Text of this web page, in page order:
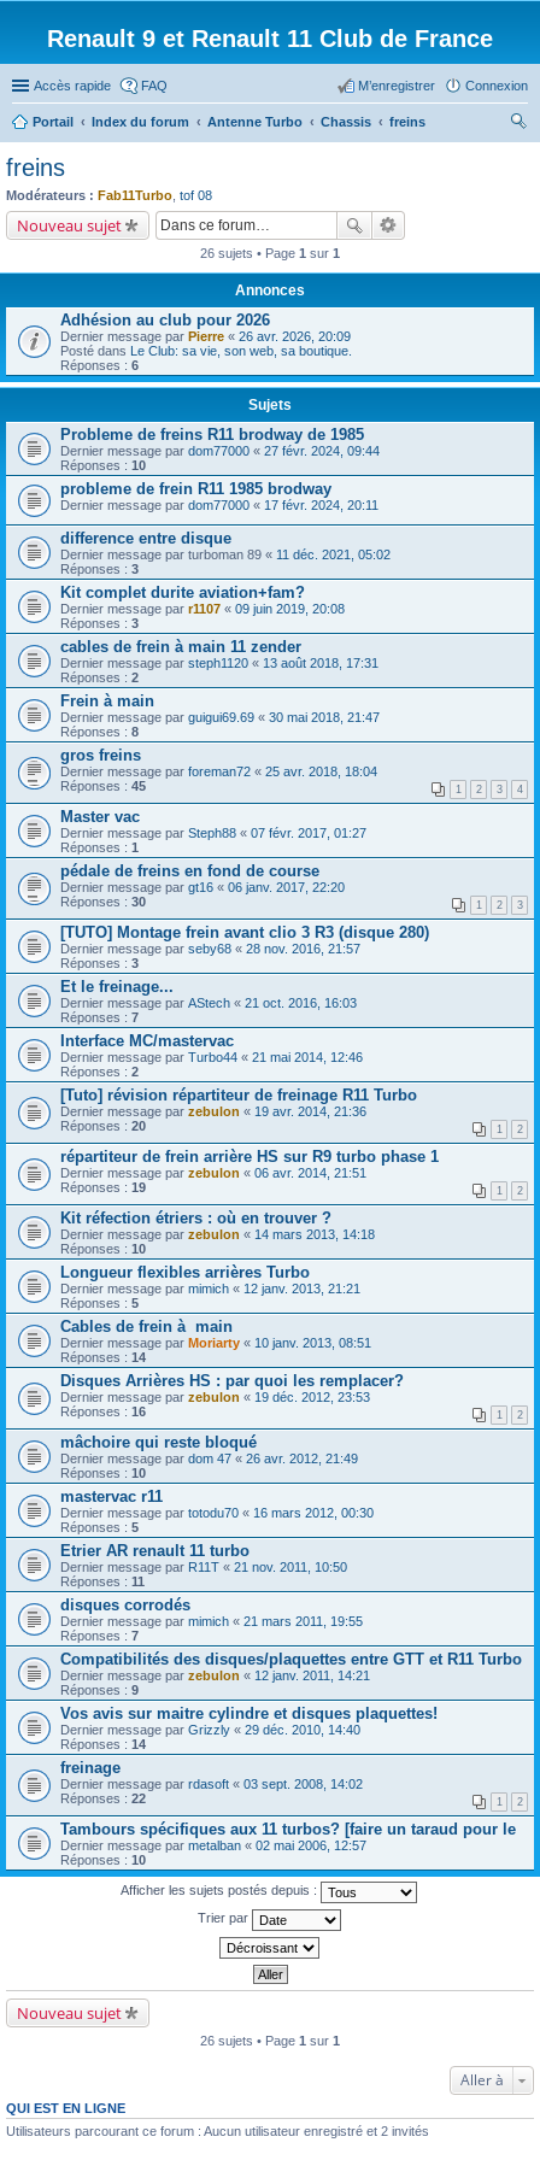
Renault 9 et Renault 11 Club de France
Accès rapide FAQ Connexion
M’enregistrer
Portail Index du forum Antenne Turbo Chassis
freins
freins
Modérateurs : Fab11Turbo tof 08
Nouveau sujet
26 sujets • Page 1 sur 1
Annonces
Adhésion au club pour 2026
Dernier message par Pierre « 26 avr. 2026, 20:09
Posté dans Le Club: sa vie, son web, sa boutique.
Réponses : 6
Sujets
Probleme de freins R11 brodway de 1985
Dernier message par dom77000 « 27 févr. 2024, 09:44
Réponses : 10
probleme de frein R11 1985 brodway
Dernier message par dom77000 « 17 févr. 2024, 20:11
difference entre disque
Dernier message par turboman 89 « 11 déc. 2021, 05:02
Réponses : 3
Kit complet durite aviation+fam?
Dernier message par r1107 « 09 juin 2019, 20:08
Réponses : 3
cables de frein à main 11 zender
Dernier message par steph1120 « 13 août 2018, 17:31
Réponses : 2
Frein à main
Dernier message par guigui69.69 « 30 mai 2018, 21:47
Réponses : 8
gros freins
Dernier message par foreman72 « 25 avr. 2018, 18:04
Réponses : 45 1 2 3 4
Master vac
Dernier message par Steph88 « 07 févr. 2017, 01:27
Réponses : 1
pédale de freins en fond de course
Dernier message par gt16 « 06 janv. 2017, 22:20
Réponses : 30 1 2 3
[TUTO] Montage frein avant clio 3 R3 (disque 280)
Dernier message par seby68 « 28 nov. 2016, 21:57
Réponses : 3
Et le freinage...
Dernier message par AStech « 21 oct. 2016, 16:03
Réponses : 7
Interface MC/mastervac
Dernier message par Turbo44 « 21 mai 2014, 12:46
Réponses : 2
[Tuto] révision répartiteur de freinage R11 Turbo
Dernier message par zebulon « 19 avr. 2014, 21:36
Réponses : 20 1 2
répartiteur de frein arrière HS sur R9 turbo phase 1
Dernier message par zebulon « 06 avr. 2014, 21:51
Réponses : 19 1 2
Kit réfection étriers : où en trouver ?
Dernier message par zebulon « 14 mars 2013, 14:18
Réponses : 10
Longueur flexibles arrières Turbo
Dernier message par mimich « 12 janv. 2013, 21:21
Réponses : 5
Cables de frein à main
Dernier message par Moriarty « 10 janv. 2013, 08:51
Réponses : 14
Disques Arrières HS : par quoi les remplacer?
Dernier message par zebulon « 19 déc. 2012, 23:53
Réponses : 16 1 2
mâchoire qui reste bloqué
Dernier message par dom 47 « 26 avr. 2012, 21:49
Réponses : 10
mastervac r11
Dernier message par totodu70 « 16 mars 2012, 00:30
Réponses : 5
Etrier AR renault 11 turbo
Dernier message par R11T « 21 nov. 2011, 10:50
Réponses : 11
disques corrodés
Dernier message par mimich « 21 mars 2011, 19:55
Réponses : 7
Compatibilités des disques/plaquettes entre GTT et R11 Turbo
Dernier message par zebulon « 12 janv. 2011, 14:21
Réponses : 9
Vos avis sur maitre cylindre et disques plaquettes!
Dernier message par Grizzly « 29 déc. 2010, 14:40
Réponses : 14
freinage
Dernier message par rdasoft « 03 sept. 2008, 14:02
Réponses : 22 1 2
Tambours spécifiques aux 11 turbos? [faire un taraud pour le
Dernier message par metalban « 02 mai 2006, 12:57
Réponses : 10
Afficher les sujets postés depuis :
Trier par
Nouveau sujet
26 sujets • Page 1 sur 1
Aller à
QUI EST EN LIGNE
Utilisateurs parcourant ce forum : Aucun utilisateur enregistré et 2 invités